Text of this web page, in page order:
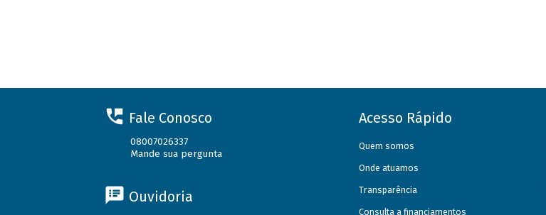
Fale Conosco
08007026337
Mande sua pergunta
Ouvidoria
Acesso Rápido
Quem somos
Onde atuamos
Transparência
Consulta a financiamentos